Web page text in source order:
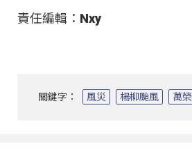
責任編輯：Nxy
關鍵字： 風災 楊柳颱風 萬榮